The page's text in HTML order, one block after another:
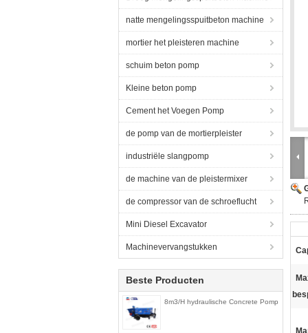
natte mengelingsspuitbeton machine
mortier het pleisteren machine
schuim beton pomp
Kleine beton pomp
Cement het Voegen Pomp
de pomp van de mortierpleister
industriële slangpomp
de machine van de pleistermixer
de compressor van de schroeflucht
Mini Diesel Excavator
Machinevervangstukken
Beste Producten
8m3/H hydraulische Concrete Pomp